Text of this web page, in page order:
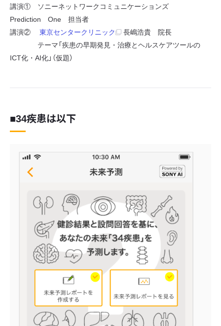
講演① ソニーネットワークコミュニケーションズ
Prediction One 担当者
講演②
東京センタークリニック
長嶋浩貴 院長
テーマ「疾患の早期発見・治療とヘルスケアツールの
ICT化・AI化」（仮題）
■34疾患は以下